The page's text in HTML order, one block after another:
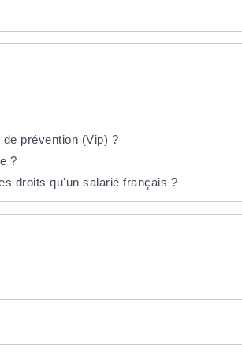
prévention (Vip) ?
?
droits qu'un salarié français ?